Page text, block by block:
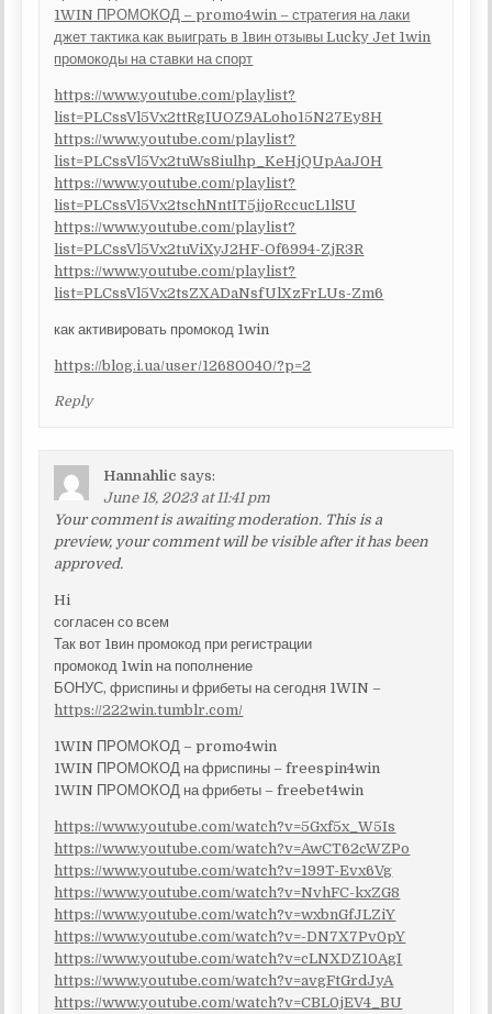
1WIN ПРОМОКОД – promo4win – стратегия на лаки
джет тактика как выиграть в 1вин отзывы Lucky Jet 1win
промокоды на ставки на спорт
https://www.youtube.com/playlist?
list=PLCssVl5Vx2ttRgIUOZ9ALoho15N27Ey8H
https://www.youtube.com/playlist?
list=PLCssVl5Vx2tuWs8iulhp_KeHjQUpAaJ0H
https://www.youtube.com/playlist?
list=PLCssVl5Vx2tschNntIT5jjoRccucL1lSU
https://www.youtube.com/playlist?
list=PLCssVl5Vx2tuViXyJ2HF-Of6994-ZjR3R
https://www.youtube.com/playlist?
list=PLCssVl5Vx2tsZXADaNsfUlXzFrLUs-Zm6
как активировать промокод 1win
https://blog.i.ua/user/12680040/?p=2
Reply
Hannahlic says:
June 18, 2023 at 11:41 pm
Your comment is awaiting moderation. This is a
preview, your comment will be visible after it has been
approved.
Hi
согласен со всем
Так вот 1вин промокод при регистрации
промокод 1win на пополнение
БОНУС, фриспины и фрибеты на сегодня 1WIN –
https://222win.tumblr.com/
1WIN ПРОМОКОД – promo4win
1WIN ПРОМОКОД на фриспины – freespin4win
1WIN ПРОМОКОД на фрибеты – freebet4win
https://www.youtube.com/watch?v=5Gxf5x_W5Is
https://www.youtube.com/watch?v=AwCT62cWZPo
https://www.youtube.com/watch?v=199T-Evx6Vg
https://www.youtube.com/watch?v=NvhFC-kxZG8
https://www.youtube.com/watch?v=wxbnGfJLZiY
https://www.youtube.com/watch?v=-DN7X7Pv0pY
https://www.youtube.com/watch?v=cLNXDZ10AgI
https://www.youtube.com/watch?v=avgFtGrdJyA
https://www.youtube.com/watch?v=CBL0jEV4_BU